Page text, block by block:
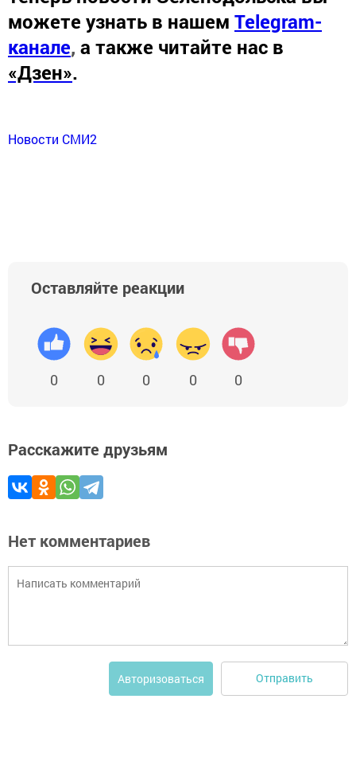
можете узнать в нашем Telegram-
канале, а также читайте нас в
«Дзен».
Новости СМИ2
Оставляйте реакции
0 0 0 0 0
Расскажите друзьям
Нет комментариев
Авторизоваться Отправить